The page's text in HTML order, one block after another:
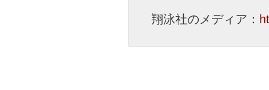
翔泳社のメディア：